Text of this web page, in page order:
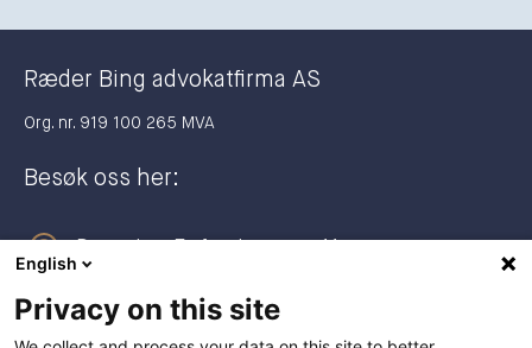
Ræder Bing advokatfirma AS
Org. nr. 919 100 265 MVA
Besøk oss her:
Postadresse:
English
Privacy on this site